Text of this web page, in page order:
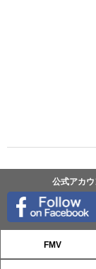
公式アカ
FMV